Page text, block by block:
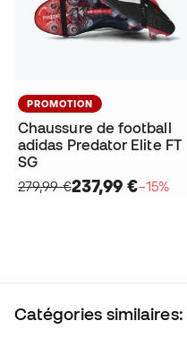
PROMOTION
Chaussure de football
adidas Predator Elite FT
SG
279,99 €237,99 €−15%
Catégories similaires: